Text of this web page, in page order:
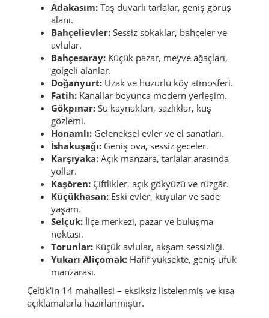
Adakasım: Taş duvarlı tarlalar, geniş görüş
alanı.
Bahçelievler: Sessiz sokaklar, bahçeler ve
avlular.
Bahçesaray: Küçük pazar, meyve ağaçları,
gölgeli alanlar.
Doğanyurt: Uzak ve huzurlu köy atmosferi.
Fatih: Kanallar boyunca modern yerleşim.
Gökpınar: Su kaynakları, sazlıklar, kuş
gözlemi.
Honamlı: Geleneksel evler ve el sanatları.
İshakuşağı: Geniş ova, sessiz geceler.
Karşıyaka: Açık manzara, tarlalar arasında
yollar.
Kaşören: Çiftlikler, açık gökyüzü ve rüzgâr.
Küçükhasan: Eski evler, kuyular ve sade
yaşam.
Selçuk: İlçe merkezi, pazar ve buluşma
noktası.
Torunlar: Küçük avlular, akşam sessizliği.
Yukarı Aliçomak: Hafif yüksekte, geniş ufuk
manzarası.
Çeltik’in 14 mahallesi – eksiksiz listelenmiş ve kısa
açıklamalarla hazırlanmıştır.